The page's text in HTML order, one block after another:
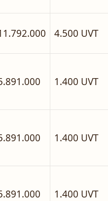
4.500 UVT
1.400 UVT
1.400 UVT
1.400 UVT